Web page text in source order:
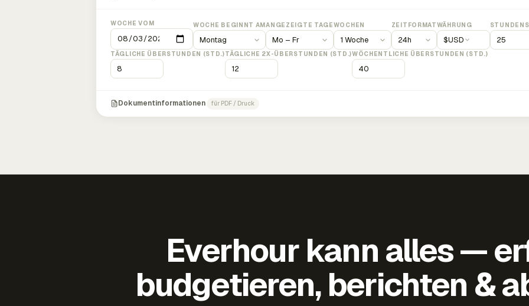
WOCHE VOM WOCHE BEGINNT AMANGEZEIGTE TAGEWOCHEN ZEITFORMATWÄHRUNG
$USD
TÄGLICHE ÜBERSTUNDEN (STD.)TÄGLICHE 2X-ÜBERSTUNDEN (STD.)WÖCHENTLICHE ÜBERSTUNDEN (STD.)
Dokumentinformationen für PDF / Druck
Everhour kann alles —
budgetieren, berichten &